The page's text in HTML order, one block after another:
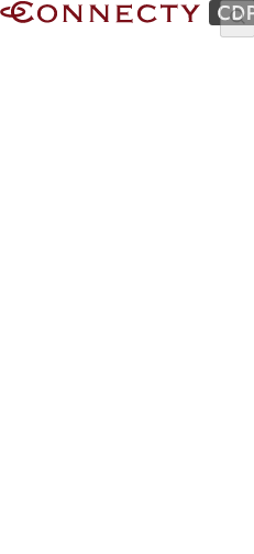
Documents | CONNECTY CDP